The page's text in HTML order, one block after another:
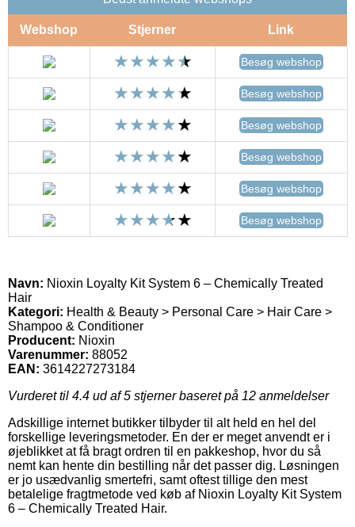
Webshop Stjerner Link
Besøg webshop
Besøg webshop
Besøg webshop
Besøg webshop
Besøg webshop
Besøg webshop
Navn: Nioxin Loyalty Kit System 6 – Chemically Treated
Hair
Kategori: Health & Beauty > Personal Care > Hair Care >
Shampoo & Conditioner
Producent: Nioxin
Varenummer: 88052
EAN: 3614227273184
Vurderet til 4.4 ud af 5 stjerner baseret på 12 anmeldelser
Adskillige internet butikker tilbyder til alt held en hel del
forskellige leveringsmetoder. En der er meget anvendt er i
øjeblikket at få bragt ordren til en pakkeshop, hvor du så
nemt kan hente din bestilling når det passer dig. Løsningen
er jo usædvanlig smertefri, samt oftest tillige den mest
betalelige fragtmetode ved køb af Nioxin Loyalty Kit System
6 – Chemically Treated Hair.